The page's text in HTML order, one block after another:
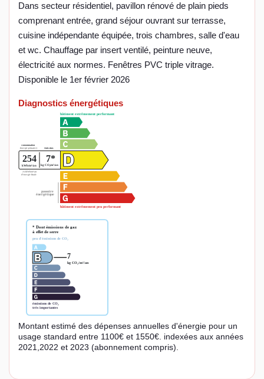
Dans secteur résidentiel, pavillon rénové de plain pieds
comprenant entrée, grand séjour ouvrant sur terrasse,
cuisine indépendante équipée, trois chambres, salle d'eau
et wc. Chauffage par insert ventilé, peinture neuve,
électricité aux normes. Fenêtres PVC triple vitrage.
Disponible le 1er février 2026
Diagnostics énergétiques
Montant estimé des dépenses annuelles d'énergie pour un
usage standard entre 1100€ et 1550€. indexées aux années
2021,2022 et 2023 (abonnement compris).